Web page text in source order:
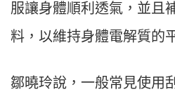
服讓身體順利透氣，並且
料，以維持身體電解質的
鄒曉玲說，一般常見使用